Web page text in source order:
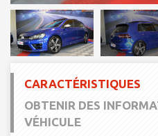
CARACTÉRISTIQUES
OBTENIR DES
VÉHICULE